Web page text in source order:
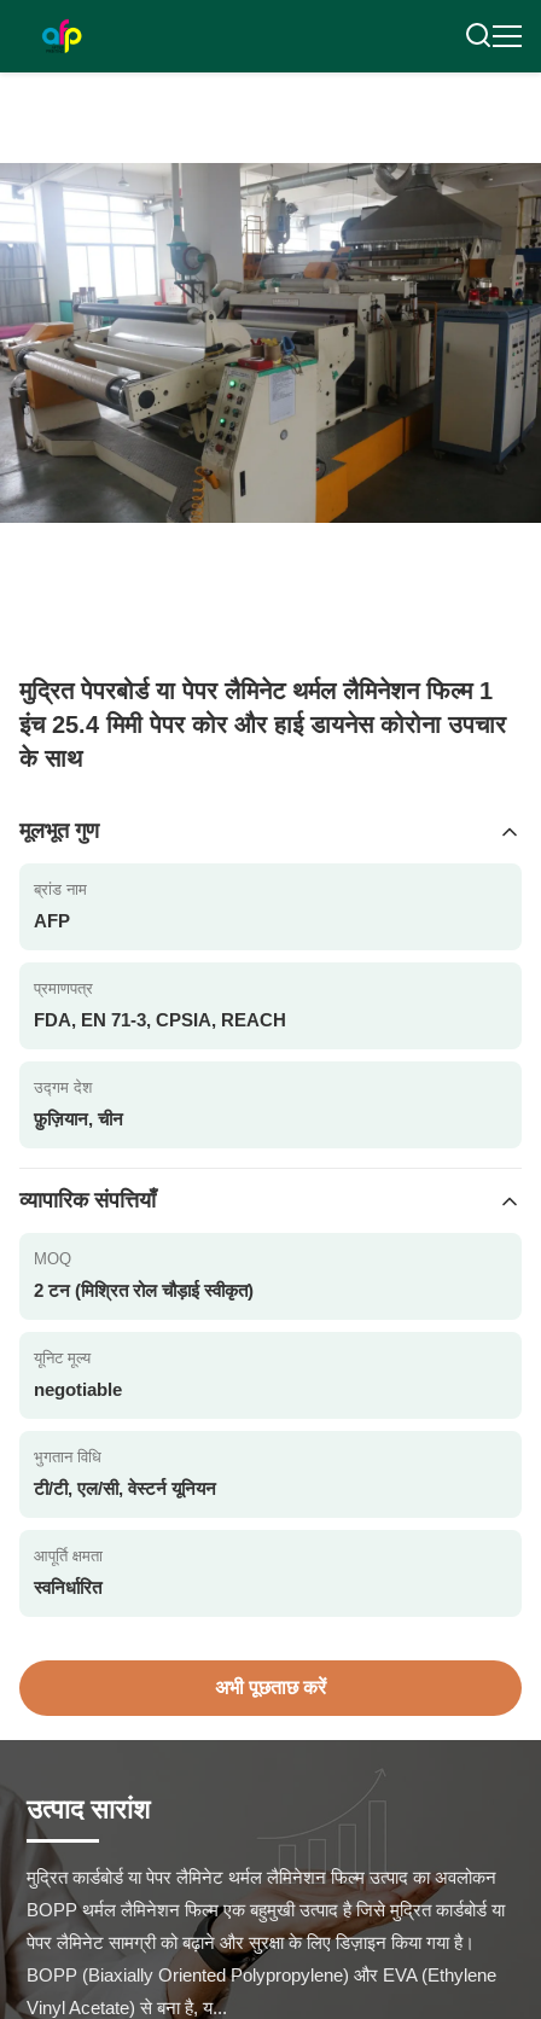
मुद्रित पेपरबोर्ड या पेपर लैमिनेट थर्मल लैमिनेशन फिल्म 1
इंच 25.4 मिमी पेपर कोर और हाई डायनेस कोरोना उपचार
के साथ
मूलभूत गुण
ब्रांड नाम
AFP
प्रमाणपत्र
FDA, EN 71-3, CPSIA, REACH
उद्गम देश
फ़ुज़ियान, चीन
व्यापारिक संपत्तियाँ
MOQ
2 टन (मिश्रित रोल चौड़ाई स्वीकृत)
यूनिट मूल्य
negotiable
भुगतान विधि
टी/टी, एल/सी, वेस्टर्न यूनियन
आपूर्ति क्षमता
स्वनिर्धारित
अभी पूछताछ करें
उत्पाद सारांश
मुद्रित कार्डबोर्ड या पेपर लैमिनेट थर्मल लैमिनेशन फिल्म उत्पाद का अवलोकन
BOPP थर्मल लैमिनेशन फिल्म एक बहुमुखी उत्पाद है जिसे मुद्रित कार्डबोर्ड या
पेपर लैमिनेट सामग्री को बढ़ाने और सुरक्षा के लिए डिज़ाइन किया गया है।
BOPP (Biaxially Oriented Polypropylene) और EVA (Ethylene
Vinyl Acetate) से बना है, य...